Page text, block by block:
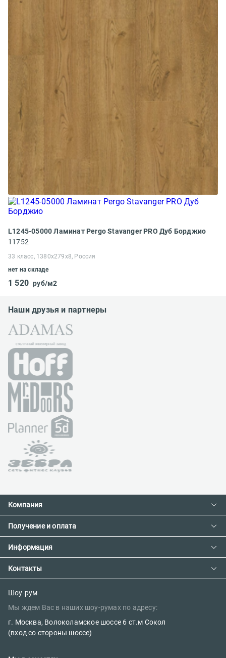
L1245-05000 Ламинат Pergo Stavanger PRO Дуб Борджио
11752
33 класс, 1380x279x8, Россия
нет на складе
1 520 руб/м2
Наши друзья и партнеры
Компания
Контакты
О компании
Сотрудничество
Наш блог
Получение и оплата
Доставка и оплата
Предзаказ товара с фабрики
Информация
Как сделать заказ
Политика конфиденциальности
Контакты
E-mail:
sales@parketov-store.ru
Телефоны:
Шоу-рум
Мы ждем Вас в наших шоу-румах по адресу:
г. Москва, Волоколамское шоссе 6 ст.м Сокол
(вход со стороны шоссе)